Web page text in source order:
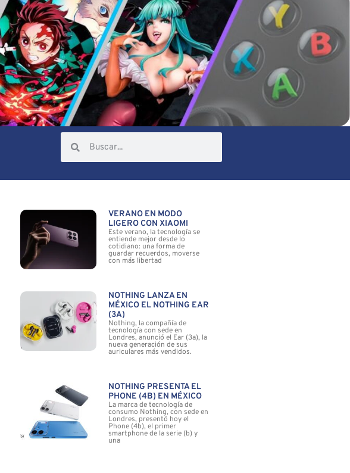
VERANO EN MODO
LIGERO CON XIAOMI
Este verano, la tecnología se
entiende mejor desde lo
cotidiano: una forma de
guardar recuerdos, moverse
con más libertad
NOTHING LANZA EN
MÉXICO EL NOTHING EAR
(3A)
Nothing, la compañía de
tecnología con sede en
Londres, anunció el Ear (3a), la
nueva generación de sus
auriculares más vendidos.
NOTHING PRESENTA EL
PHONE (4B) EN MÉXICO
La marca de tecnología de
consumo Nothing, con sede en
Londres, presentó hoy el
Phone (4b), el primer
smartphone de la serie (b) y
una